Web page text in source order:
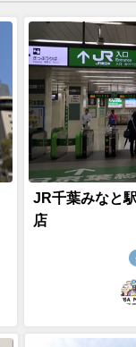
JR千葉みな
店